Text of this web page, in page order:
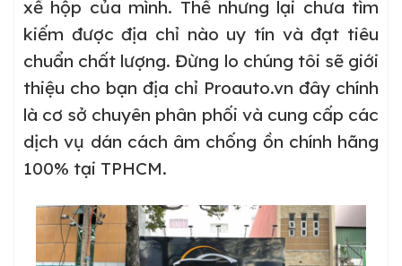
xế hộp của mình. Thế nhưng lại chưa tìm
kiếm được địa chỉ nào uy tín và đạt tiêu
chuẩn chất lượng. Đừng lo chúng tôi sẽ giới
thiệu cho bạn địa chỉ Proauto.vn đây chính
là cơ sở chuyên phân phối và cung cấp các
dịch vụ dán cách âm chống ồn chính hãng
100% tại TPHCM.